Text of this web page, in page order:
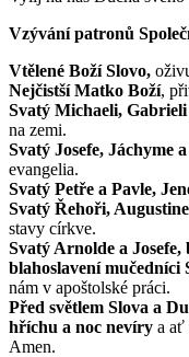
Vzývání patronů
Vtělené Boží Slovo,
Nejčistší Matko Boží,
Svatý Michaeli,
na zemi.
Svatý Josefe, Jáchyme
evangelia.
Svatý Petře a Pavle,
Svatý Řehoři,
stavy církve.
Svatý Arnolde a Josefe,
blahoslavení mučedníci
nám v apoštolské práci.
Před světlem Slova a
hříchu a noc nevíry a ať
Amen.